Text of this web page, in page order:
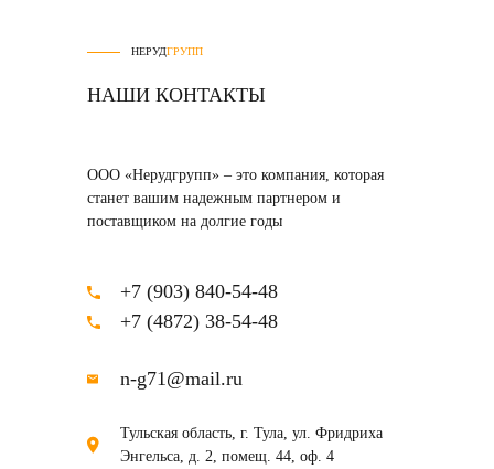
НЕРУДГРУПП
НАШИ КОНТАКТЫ
ООО «Нерудгрупп» – это компания, которая
станет вашим надежным партнером и
поставщиком на долгие годы
+7 (903) 840-54-48
+7 (4872) 38-54-48
n-g71@mail.ru
Тульская область, г. Тула, ул. Фридриха
Энгельса, д. 2, помещ. 44, оф. 4